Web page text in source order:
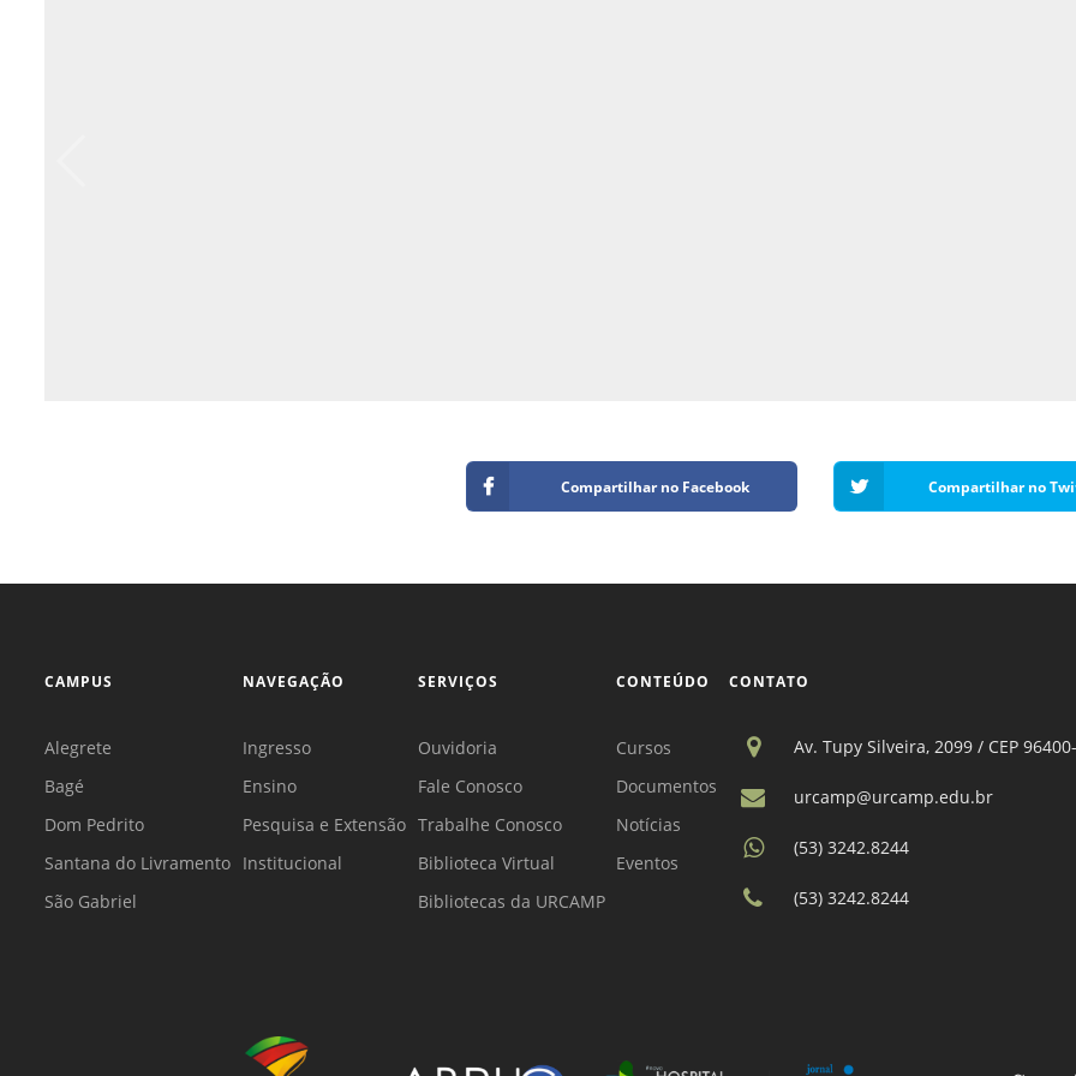
Compartilhar no Facebook Compartilhar no
CAMPUS
Alegrete
Bagé
Dom Pedrito
Santana do Livramento
São Gabriel
NAVEGAÇÃO
Ingresso
Ensino
Pesquisa e Extensão
Institucional
SERVIÇOS
Ouvidoria
Fale Conosco
Trabalhe Conosco
Biblioteca Virtual
Bibliotecas da URCAMP
CONTEÚDO
Cursos
Documentos
Notícias
Eventos
CONTATO
Av. Tupy Silveira, 2099 / CEP
urcamp@urcamp.edu.br
(53) 3242.8244
(53) 3242.8244